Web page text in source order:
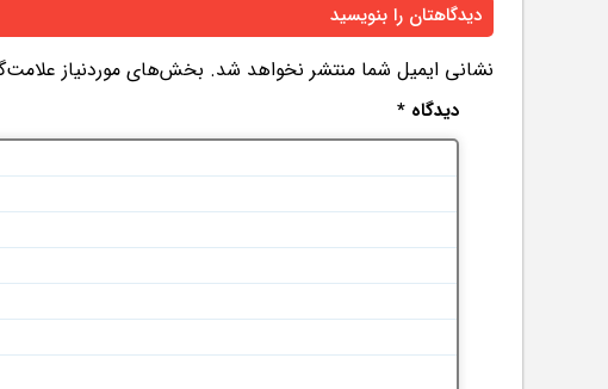
دیدگاهتان را بنویسید
نشانی ایمیل شما منتشر نخواهد شد. بخش‌های موردنیاز
دیدگاه *